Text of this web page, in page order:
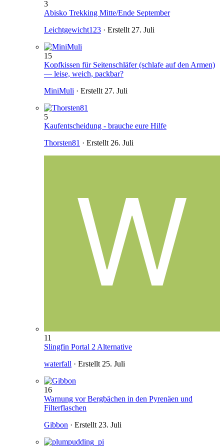
3
Abisko Trekking Mitte/Ende September
Leichtgewicht123 · Erstellt 27. Juli
15
Kopfkissen für Seitenschläfer (schlafe auf den Armen)
— leise, weich, packbar?
MiniMuli · Erstellt 27. Juli
5
Kaufentscheidung - brauche eure Hilfe
Thorsten81 · Erstellt 26. Juli
11
Slingfin Portal 2 Alternative
waterfall · Erstellt 25. Juli
16
Warnung vor Bergbächen in den Pyrenäen und
Filterflaschen
Gibbon · Erstellt 23. Juli